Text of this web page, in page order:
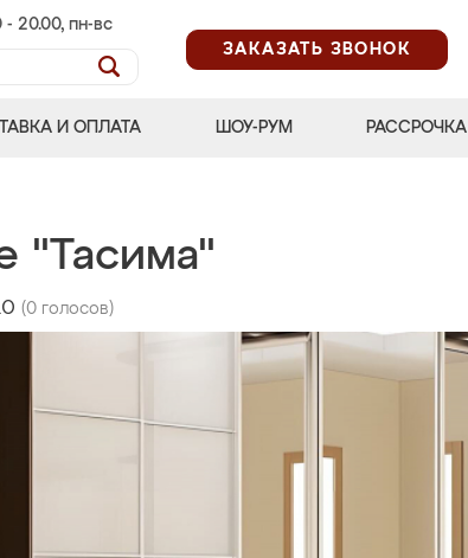
- 20.00, пн-вс
ЗАКАЗАТЬ ЗВОНОК
И ОПЛАТА ШОУ-РУМ РАССРОЧКА
"Тасима"
(0 голосов)